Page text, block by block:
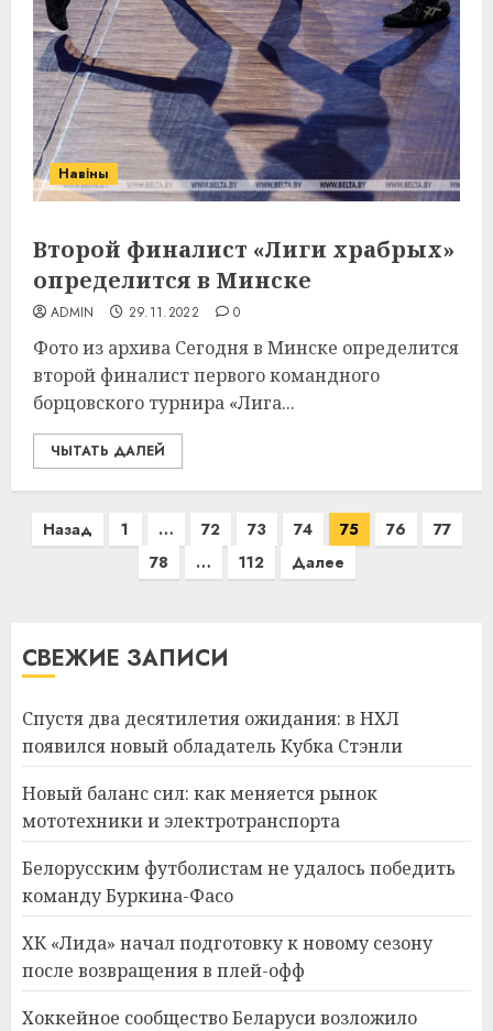
Навіны
Второй финалист «Лиги храбрых»
определится в Минске
ADMIN 29.11.2022 0
Фото из архива Сегодня в Минске определится
второй финалист первого командного
борцовского турнира «Лига...
ЧЫТАТЬ ДАЛЕЙ
Пагинация
Назад 1 … 72 73 74 75 76
77
78
… 112 Далее
СВЕЖИЕ ЗАПИСИ
Спустя два десятилетия ожидания: в НХЛ
появился новый обладатель Кубка Стэнли
Новый баланс сил: как меняется рынок
мототехники и электротранспорта
Белорусским футболистам не удалось победить
команду Буркина-Фасо
ХК «Лида» начал подготовку к новому сезону
после возвращения в плей-офф
Хоккейное сообщество Беларуси возложило